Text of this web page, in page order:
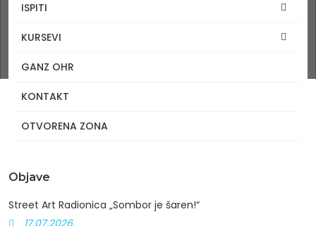
ISPITI
KURSEVI
GANZ OHR
KONTAKT
OTVORENA ZONA
Tagovi
Tag: klick
Objave
Street Art Radionica „Sombor je šaren!“
17.07.2026.